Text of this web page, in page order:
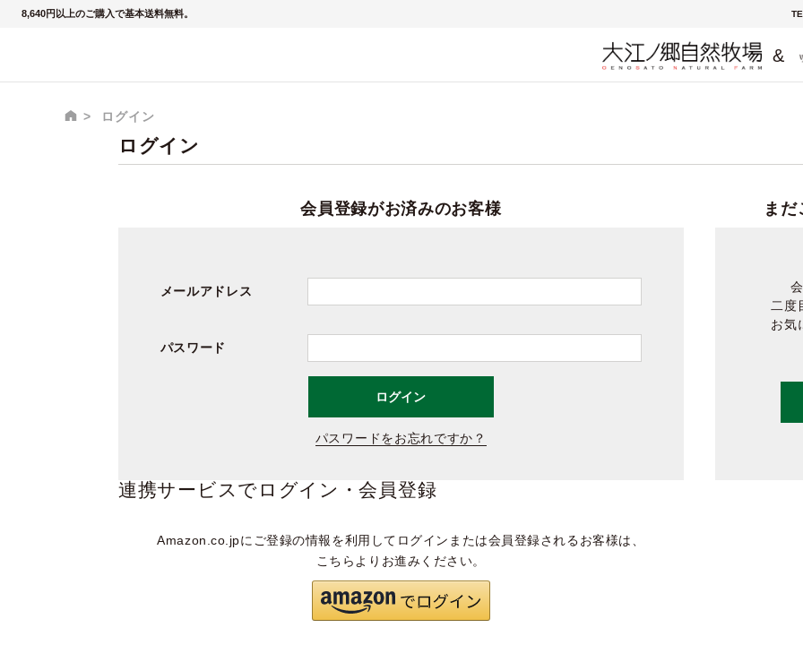
8,640円以上のご購入で基本送料無料。
&
ログイン
ログイン
会員登録がお済みのお客様
メールアドレス
パスワード
ログイン
パスワードをお忘れですか？
まだ
二度
お気
連携サービスでログイン・会員登録
Amazon.co.jpにご登録の情報を利用して ログインまたは会員登録されるお客様は、
こちらよりお進みください。